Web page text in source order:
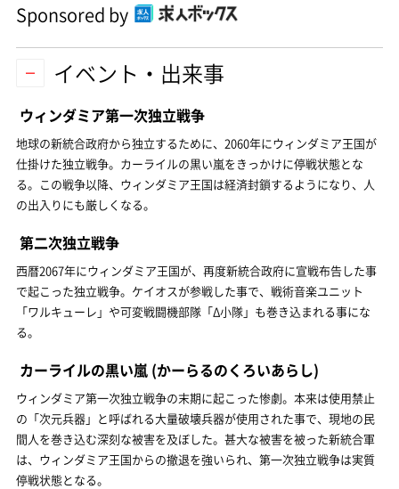
Sponsored by
イベント・出来事
ウィンダミア第一次独立戦争
地球の新統合政府から独立するために、2060年にウィンダミア王国が
仕掛けた独立戦争。カーライルの黒い嵐をきっかけに停戦状態とな
る。この戦争以降、ウィンダミア王国は経済封鎖するようになり、人
の出入りにも厳しくなる。
第二次独立戦争
西暦2067年にウィンダミア王国が、再度新統合政府に宣戦布告した事
で起こった独立戦争。ケイオスが参戦した事で、戦術音楽ユニット
「ワルキューレ」や可変戦闘機部隊「Δ小隊」も巻き込まれる事にな
る。
カーライルの黒い嵐 (かーらるのくろいあらし)
ウィンダミア第一次独立戦争の末期に起こった惨劇。本来は使用禁止
の「次元兵器」と呼ばれる大量破壊兵器が使用された事で、現地の民
間人を巻き込む深刻な被害を及ぼした。甚大な被害を被った新統合軍
は、ウィンダミア王国からの撤退を強いられ、第一次独立戦争は実質
停戦状態となる。